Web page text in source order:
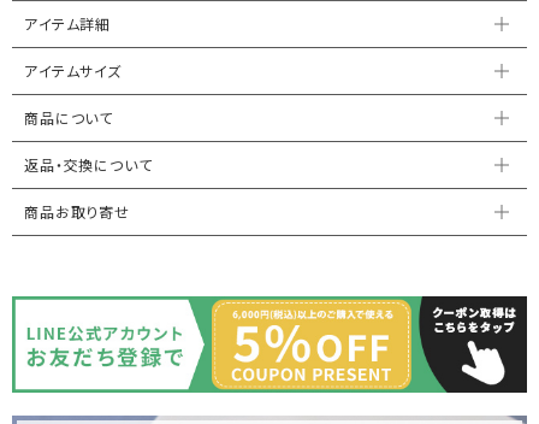
アイテム詳細
アイテムサイズ
商品について
返品・交換について
商品お取り寄せ